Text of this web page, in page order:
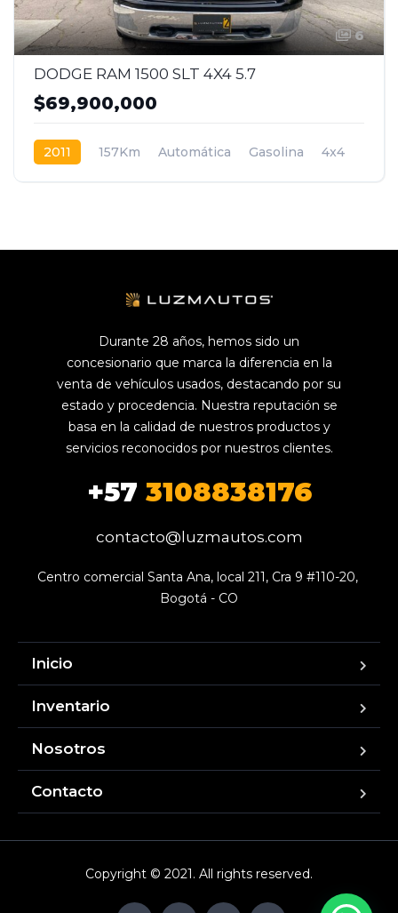
6
DODGE RAM 1500 SLT 4X4 5.7
$69,900,000
2011 157Km Automática Gasolina 4x4
Durante 28 años, hemos sido un
concesionario que marca la diferencia en la
venta de vehículos usados, destacando por su
estado y procedencia. Nuestra reputación se
basa en la calidad de nuestros productos y
servicios reconocidos por nuestros clientes.
+57 3108838176
contacto@luzmautos.com
Centro comercial Santa Ana, local 211, Cra 9 #110-20,
Bogotá - CO
Inicio
Inventario
Nosotros
Contacto
Copyright © 2021. All rights reserved.